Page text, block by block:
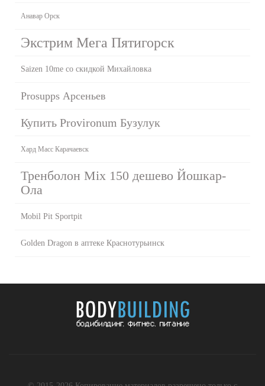
Анавар Орск
Экстрим Мега Пятигорск
Saizen 10me со скидкой Михайловка
Prosupps Арсеньев
Купить Provironum Бузулук
Хард Масс Карачаевск
Тренболон Mix 150 дешево Йошкар-
Ола
Mobil Pit Sportpit
Golden Dragon в аптеке Краснотурьинск